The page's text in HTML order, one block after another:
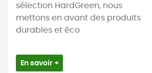
sélection HardGreen, nous
mettons en avant des produits
durables et éco
En savoir +